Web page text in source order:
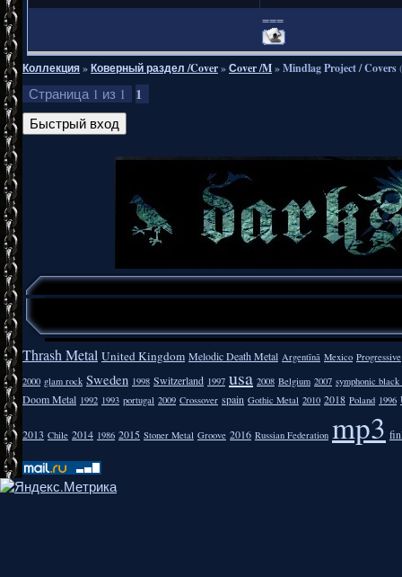
===
Коллекция»Коверный раздел /Cover»Сover /M»Mindlag Project / Covers
Страница 1 из 1 1
Thrash Metal United Kingdom Melodic Death Metal Argentīnā Mexico Progressive
2000 glam rock Sweden 1998 Switzerland 1997 usa 2008 Belgium 2007 symphonic
Doom Metal 1992 1993 portugal 2009 Crossover spain Gothic Metal 2010 2018 Poland 1996
2013 Chile 2014 1986 2015 Stoner Metal Groove 2016 Russian Federation mp3